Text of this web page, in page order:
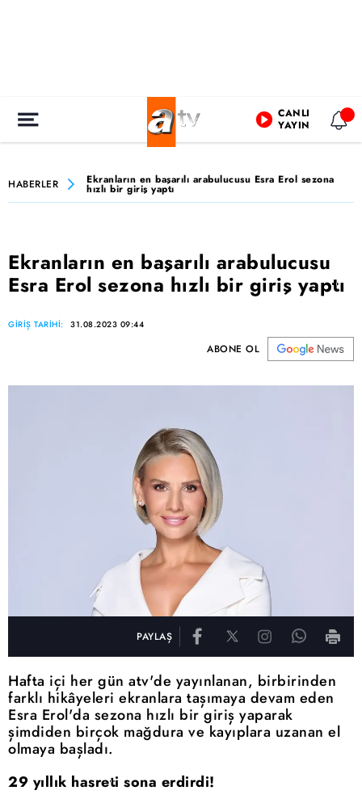
CANLI
YAYIN
HABERLER Ekranların en başarılı arabulucusu Esra Erol sezona
hızlı bir giriş yaptı
Ekranların en başarılı arabulucusu
Esra Erol sezona hızlı bir giriş yaptı
GİRİŞ TARİHİ: 31.08.2023 09:44
ABONE OL
PAYLAŞ
Hafta içi her gün atv'de yayınlanan, birbirinden
farklı hikâyeleri ekranlara taşımaya devam eden
Esra Erol'da sezona hızlı bir giriş yaparak
şimdiden birçok mağdura ve kayıplara uzanan el
olmaya başladı.
29 yıllık hasreti sona erdirdi!